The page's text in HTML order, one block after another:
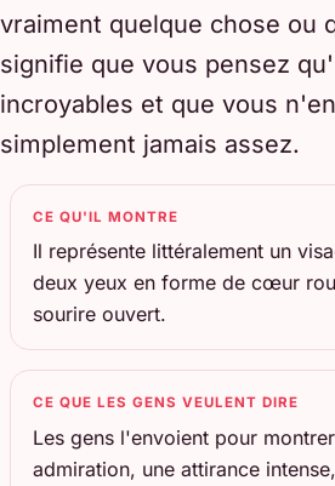
vraiment quelque chose ou
signifie que vous pensez
incroyables et que vous
simplement jamais assez.
CE QU'IL MONTRE
Il représente littéralement un
deux yeux en forme de cœur
sourire ouvert.
CE QUE LES GENS VEULENT DIRE
Les gens l'envoient pour
admiration, une attirance